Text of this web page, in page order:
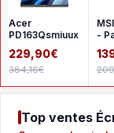
Acer
PD163Qsmiuux
229,90€
384,16€
-
Top ventes